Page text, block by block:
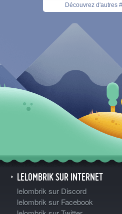
Découvrez d'autres
LELOMBRIK SUR INTERNET
lelombrik sur Discord
lelombrik sur Facebook